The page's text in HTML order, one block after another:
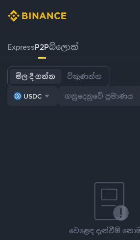
ExpressP2Pබ්ලොක්
මිල දී ගන්න විකුණන්න
USDC
වෙළෙඳ දැන්වීම්